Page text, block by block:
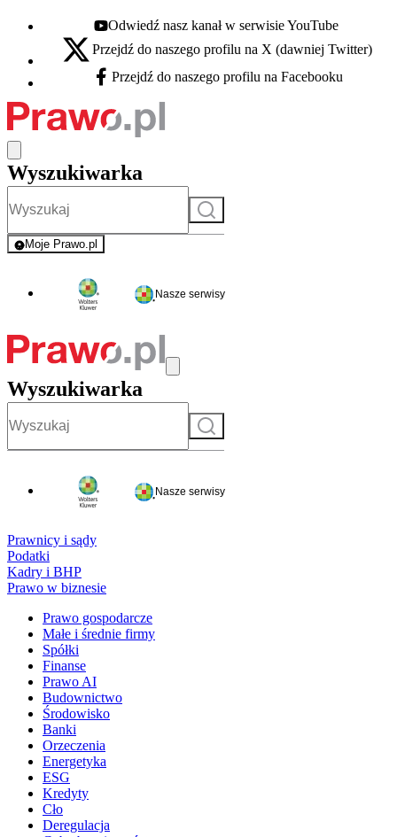
Youtube - otwiera się w nowej karcie
Odwiedź nasz kanał w serwisie YouTube
X - otwiera się w nowej karcie
Przejdź do naszego profilu na X (dawniej Twitter)
Facebook - otwiera się w nowej karcie
Przejdź do naszego profilu na Facebooku
Wyszukiwarka
Szukaj
Moje Prawo.pl
- rejestracja i logowanie do serwisu
Nasze serwisy
Wyszukiwarka
Szukaj
Nasze serwisy
Prawnicy i sądy
Podatki
Kadry i BHP
Prawo w biznesie
Prawo gospodarcze
Małe i średnie firmy
Spółki
Finanse
Prawo AI
Budownictwo
Środowisko
Banki
Orzeczenia
Energetyka
ESG
Kredyty
Cło
Deregulacja